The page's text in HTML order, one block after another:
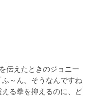
伝えたときのジョニー
～ん。そうなんですね
る拳を抑えるのに、ど